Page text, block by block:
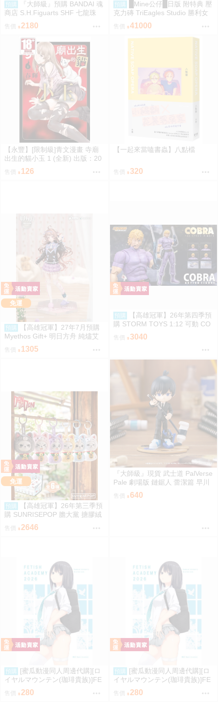
預購
『大師級』預購 BANDAI 魂
商店 S.H.Figuarts SHF 七龍珠
力量全開 弗利沙 戰損版
2180
預購
█Mine公仔█日版 附特典 壓
克力磚 TriEagles Studio 勝利女
神 妮姬 NIKKE 索達 1/4 雕像
41000
【永豐】[限制級]青文漫畫 寺廟
出生的貓小玉 1 (全新) 出版：20
售價 126
【一起來當嗑書蟲】八點檔
售價 320
免運
預購
【高雄冠軍】27年7月預購
Myethos Gift+ 明日方舟 純燼艾
雅法拉 後來的故事Ver 1/8 1011
售價 1305
預購
【高雄冠軍】26年第四季預
購 STORM TOYS 1:12 可動 CO
BRA 眼鏡蛇 免訂金0825
3040
免運
預購
【高雄冠軍】26年第三季預
購 SUNRISEPOP 膽大黨 搪膠絨
毛 晴天娃娃 6入盲盒套組 免運 0
819
2646
『大師級』現貨 武士道 PalVerse
Pale 劇場版 鏈鋸人 蕾潔篇 早川
售價 640
預購
[蜜瓜動漫同人周邊代購][ロ
イヤルマウンテン(珈琲貴族)]FE
TISH ACADEMY【メロン限定
特典付】(同人誌)
售價 280
預購
[蜜瓜動漫同人周邊代購][ロ
イヤルマウンテン(珈琲貴族)]FE
TISH ACADEMY(同人誌)
售價 280